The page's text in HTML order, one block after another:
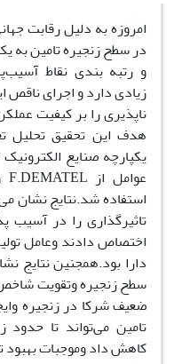
امروزه به دلیل رقابت
در سطح زنجیره تامین به
و رتبه بندی نقاط
زیادی دارد و اجرای
ناپذیری را بر کیفیت
هدف این تحقیق تحلیل
یکپارچه صنایع
استفاده شد.نتایج نشان
تاثیرگذاری را در آسیب
اختصاص دادند وعامل
دارا بود.همجنین نتایج
سطح زنجیره وتقویت
ضعیف شرکا در زنجیره
تامین می‌تواند تا حدود
کاهش داد وموجبات بهبود